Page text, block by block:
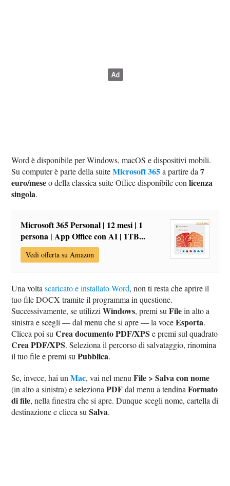
Word è disponibile per Windows, macOS e dispositivi mobili.
Su computer è parte della suiteMicrosoft 365a partire da7
euro/meseo della classica suite Office disponibile conlicenza
singola.
Microsoft 365 Personal | 12 mesi | 1
persona | App Office con AI | 1TB...
Vedi offerta su Amazon
Una voltascaricato e installato Word, non ti resta che aprire il
tuo file DOCX tramite il programma in questione.
Successivamente, se utilizziWindows, premi suFilein alto a
sinistra e scegli — dal menu che si apre — la voceEsporta.
Clicca poi suCrea documento PDF/XPS e premi sul quadrato
Crea PDF/XPS. Seleziona il percorso di salvataggio, rinomina
il tuo file e premi suPubblica.
Se, invece, hai unMac, vai nel menuFile > Salva con nome
(in alto a sinistra) e selezionaPDFdal menu a tendinaFormato
di file, nella finestra che si apre. Dunque scegli nome, cartella di
destinazione e clicca suSalva.